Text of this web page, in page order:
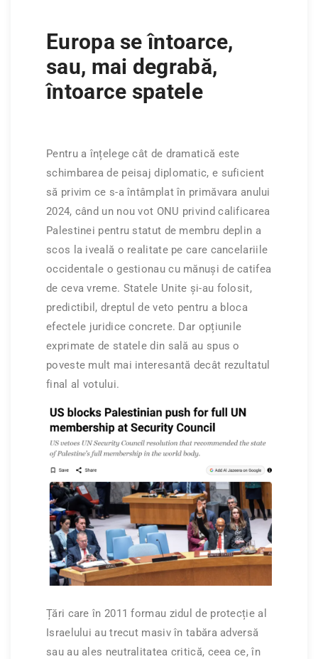
Europa se întoarce,
sau, mai degrabă,
întoarce spatele
Pentru a înțelege cât de dramatică este
schimbarea de peisaj diplomatic, e suficient
să privim ce s-a întâmplat în primăvara anului
2024, când un nou vot ONU privind calificarea
Palestinei pentru statut de membru deplin a
scos la iveală o realitate pe care cancelariile
occidentale o gestionau cu mănuși de catifea
de ceva vreme. Statele Unite și-au folosit,
predictibil, dreptul de veto pentru a bloca
efectele juridice concrete. Dar opțiunile
exprimate de statele din sală au spus o
poveste mult mai interesantă decât rezultatul
final al votului.
Țări care în 2011 formau zidul de protecție al
Israelului au trecut masiv în tabăra adversă
sau au ales neutralitatea critică, ceea ce, în